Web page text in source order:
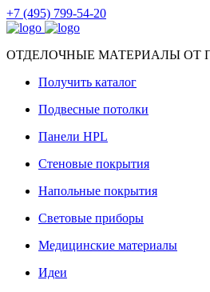
+7 (495) 799-54-20
ОТДЕЛОЧНЫЕ МАТЕРИАЛЫ ОТ
Получить каталог
Подвесные потолки
Панели HPL
Стеновые покрытия
Напольные покрытия
Световые приборы
Медицинские материалы
Идеи